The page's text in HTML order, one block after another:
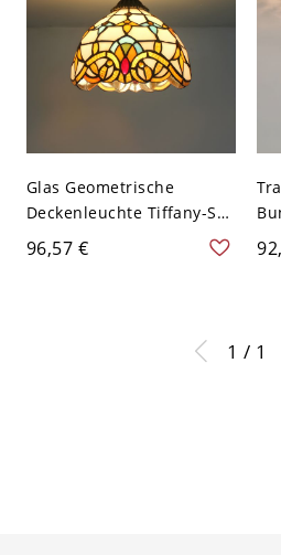
Glas Geometrische
Deckenleuchte Tiffany-Stil
1 Licht Flush Mount
Lampe - Gelb 110V-120V
96,57 €
1 / 1